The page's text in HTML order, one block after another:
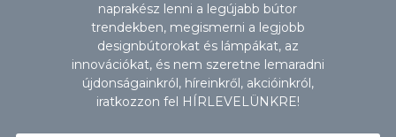
naprakész lenni a legújabb bútor
trendekben, megismerni a legjobb
designbútorokat és lámpákat, az
innovációkat, és nem szeretne lemaradni
újdonságainkról, híreinkről, akcióinkról,
iratkozzon fel HÍRLEVELÜNKRE!